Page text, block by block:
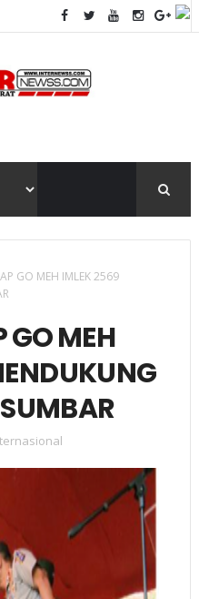
GO MEH IMLEK 2569
GO MEH